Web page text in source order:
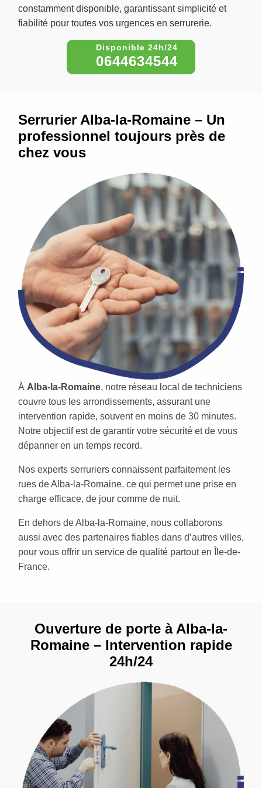
constamment disponible, garantissant simplicité et
fiabilité pour toutes vos urgences en serrurerie.
0644634544
Serrurier Alba-la-Romaine – Un
professionnel toujours près de
chez vous
À Alba-la-Romaine, notre réseau local de techniciens
couvre tous les arrondissements, assurant une
intervention rapide, souvent en moins de 30 minutes.
Notre objectif est de garantir votre sécurité et de vous
dépanner en un temps record.
Nos experts serruriers connaissent parfaitement les
rues de Alba-la-Romaine, ce qui permet une prise en
charge efficace, de jour comme de nuit.
En dehors de Alba-la-Romaine, nous collaborons
aussi avec des partenaires fiables dans d’autres villes,
pour vous offrir un service de qualité partout en Île-de-
France.
Ouverture de porte à Alba-la-
Romaine – Intervention rapide
24h/24